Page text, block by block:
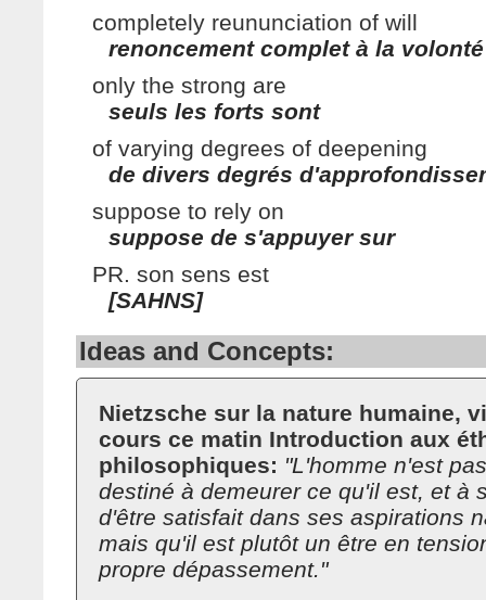
completely reununciation of will
renoncement complet à la volonté
only the strong are
seuls les forts sont
of varying degrees of deepening
de divers degrés
suppose to rely on
suppose de s'appuyer sur
PR. son sens est
[SAHNS]
Ideas and Concepts:
Nietzsche sur la nature humaine,
cours ce matin Introduction aux
philosophiques: "L'homme n'est
destiné à demeurer ce qu'il est, et à
d'être satisfait dans ses aspirations
mais qu'il est plutôt un être en
propre dépassement."